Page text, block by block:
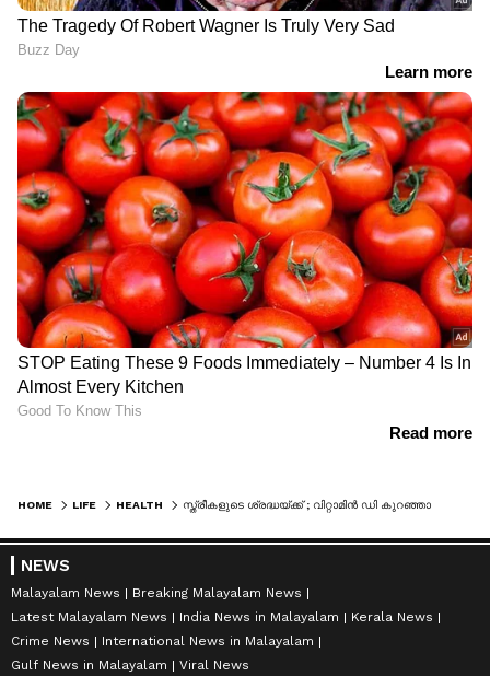
HOME LIFE HEALTH
NEWS
Malayalam News
Breaking Malayalam News
Latest Malayalam News
India News in Malayalam
Kerala News
Crime News
International News in Malayalam
Gulf News in Malayalam
Viral News